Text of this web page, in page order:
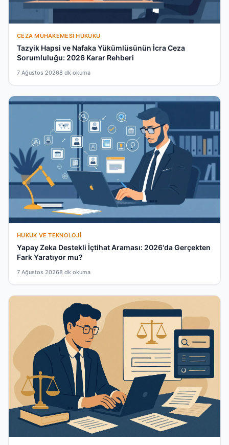
CEZA MUHAKEMESI HUKUKU
Tazyik Hapsi ve Nafaka Yükümlüsünün İcra Ceza
Sorumluluğu: 2026 Karar Rehberi
7 Ağustos 20268 dk okuma
HUKUK VE TEKNOLOJI
Yapay Zeka Destekli İçtihat Araması: 2026'da Gerçekten
Fark Yaratıyor mu?
7 Ağustos 20268 dk okuma